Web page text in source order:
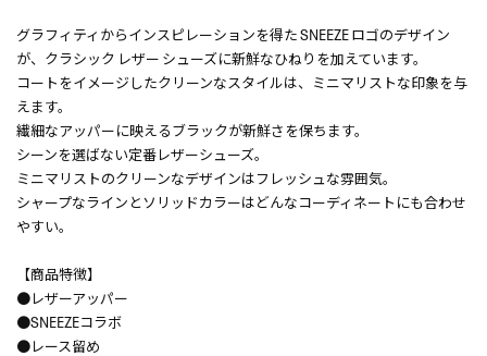
グラフィティからインスピレーションを得た SNEEZE ロゴのデザイン
が、クラシック レザー シューズに新鮮なひねりを加えています。
コートをイメージしたクリーンなスタイルは、ミニマリストな印象を与
えます。
繊細なアッパーに映えるブラックが新鮮さを保ちます。
シーンを選ばない定番レザーシューズ。
ミニマリストのクリーンなデザインはフレッシュな雰囲気。
シャープなラインとソリッドカラーはどんなコーディネートにも合わせ
やすい。
【商品特徴】
●レザーアッパー
●SNEEZEコラボ
●レース留め